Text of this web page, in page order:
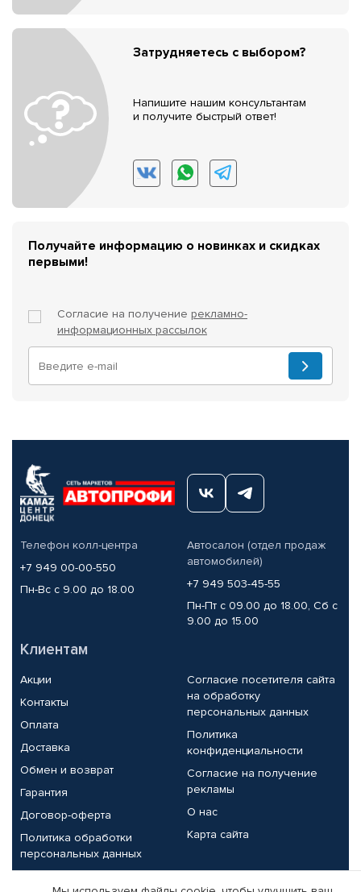
Затрудняетесь с выбором?
Напишите нашим консультантам
и получите быстрый ответ!
Получайте информацию о новинках и скидках
первыми!
Согласие на получение рекламно-
информационных рассылок
Телефон колл-центра
+7 949 00-00-550
Пн-Вс с 9.00 до 18.00
Автосалон (отдел продаж
автомобилей)
+7 949 503-45-55
Пн-Пт с 09.00 до 18.00, Сб с
9.00 до 15.00
Клиентам
Акции
Контакты
Оплата
Доставка
Обмен и возврат
Гарантия
Договор-оферта
Политика обработки
персональных данных
Согласие посетителя сайта
на обработку
персональных данных
Политика
конфиденциальности
Согласие на получение
рекламы
О нас
Карта сайта